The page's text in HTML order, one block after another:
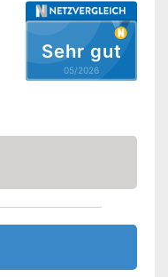
Sehr gut
05/2026